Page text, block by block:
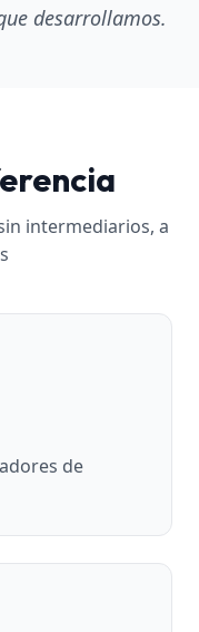
desarrollamos.
intermediarios, a
de